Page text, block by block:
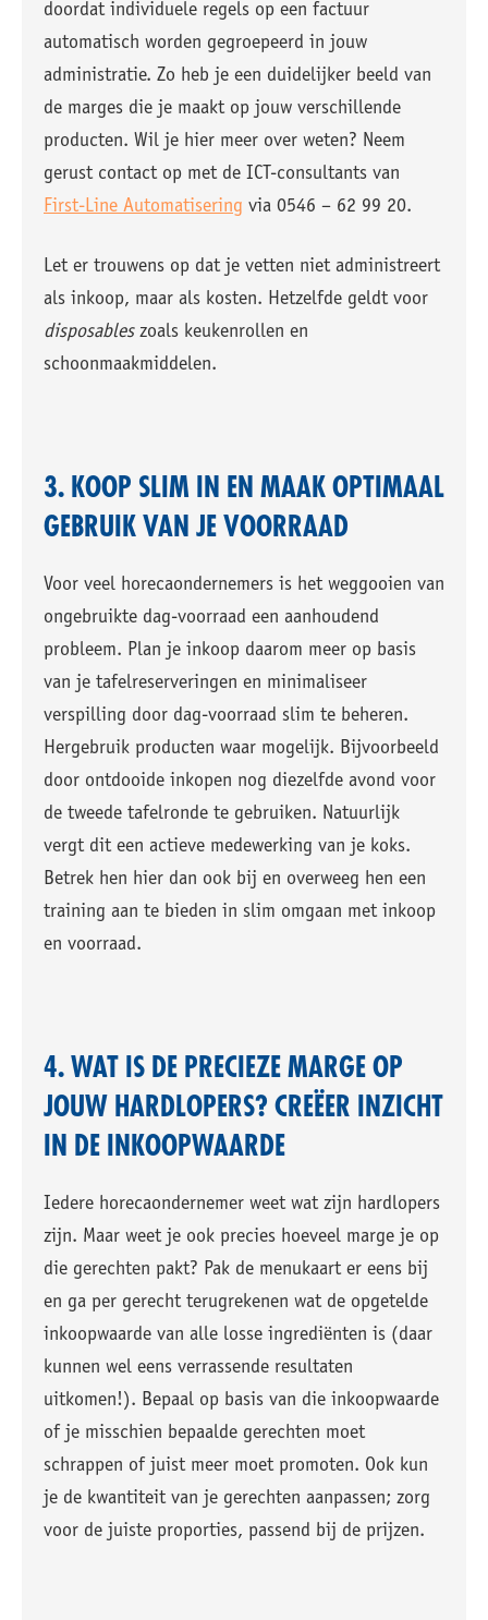
doordat individuele regels op een factuur
automatisch worden gegroepeerd in jouw
administratie. Zo heb je een duidelijker beeld van
de marges die je maakt op jouw verschillende
producten. Wil je hier meer over weten? Neem
gerust contact op met de ICT-consultants van
First-Line Automatisering via 0546 – 62 99 20.
Let er trouwens op dat je vetten niet administreert
als inkoop, maar als kosten. Hetzelfde geldt voor
disposableszoals keukenrollen en
schoonmaakmiddelen.
3. KOOP SLIM IN EN MAAK OPTIMAAL
GEBRUIK VAN JE VOORRAAD
Voor veel horecaondernemers is het weggooien van
ongebruikte dag-voorraad een aanhoudend
probleem. Plan je inkoop daarom meer op basis
van je tafelreserveringen en minimaliseer
verspilling door dag-voorraad slim te beheren.
Hergebruik producten waar mogelijk. Bijvoorbeeld
door ontdooide inkopen nog diezelfde avond voor
de tweede tafelronde te gebruiken. Natuurlijk
vergt dit een actieve medewerking van je koks.
Betrek hen hier dan ook bij en overweeg hen een
training aan te bieden in slim omgaan met inkoop
en voorraad.
4. WAT IS DE PRECIEZE MARGE OP
JOUW HARDLOPERS? CREËER INZICHT
IN DE INKOOPWAARDE
Iedere horecaondernemer weet wat zijn hardlopers
zijn. Maar weet je ook precies hoeveel marge je op
die gerechten pakt? Pak de menukaart er eens bij
en ga per gerecht terugrekenen wat de opgetelde
inkoopwaarde van alle losse ingrediënten is (daar
kunnen wel eens verrassende resultaten
uitkomen!). Bepaal op basis van die inkoopwaarde
of je misschien bepaalde gerechten moet
schrappen of juist meer moet promoten. Ook kun
je de kwantiteit van je gerechten aanpassen; zorg
voor de juiste proporties, passend bij de prijzen.